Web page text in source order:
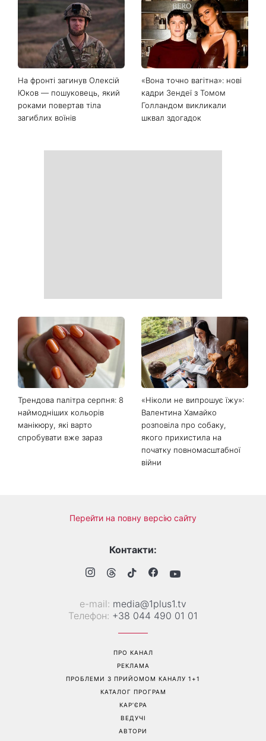
На фронті загинув Олексій
Юков — пошуковець, який
роками повертав тіла
загиблих воїнів
«Вона точно вагітна»: нові
кадри Зендеї з Томом
Голландом викликали
шквал здогадок
Трендова палітра серпня: 8
наймодніших кольорів
манікюру, які варто
спробувати вже зараз
«Ніколи не випрошує їжу»:
Валентина Хамайко
розповіла про собаку,
якого прихистила на
початку повномасштабної
війни
Перейти на повну версію сайту
Контакти:
е-mail: media@1plus1.tv
Телефон: +38 044 490 01 01
ПРО КАНАЛ
РЕКЛАМА
ПРОБЛЕМИ З ПРИЙОМОМ КАНАЛУ 1+1
КАТАЛОГ ПРОГРАМ
КАР’ЄРА
ВЕДУЧІ
АВТОРИ